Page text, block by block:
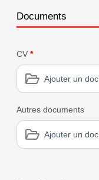
Documents
CV *
Ajouter un
Autres documents
Ajouter un